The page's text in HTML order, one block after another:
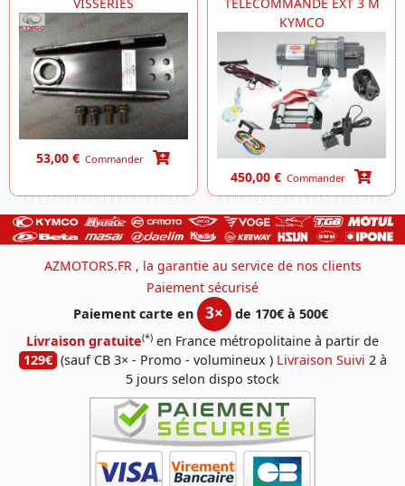
53,00 € Commander
KYMCO
450,00 € Commander
AZMOTORS.FR , la garantie au service de nos clients
Paiement sécurisé
Paiement carte en
3×
de 170€ à 500€
Livraison gratuite(*) en France métropolitaine à partir de
129€ (sauf CB 3× - Promo - volumineux ) Livraison Suivi 2 à
5 jours selon dispo stock